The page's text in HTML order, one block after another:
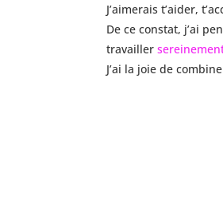
J’aimerais t’aider,
De ce constat, j’ai
travailler
J’ai la joie de